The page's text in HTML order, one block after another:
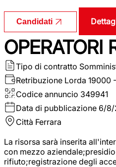
Candidati
OPERATORI
Tipo di contratto
Retribuzione Lorda 19000
Codice annuncio 349941
Data di pubblicazione 6/8/
Città Ferrara
La risorsa sarà inserita
con mezzo
rifiuto;registrazione degli